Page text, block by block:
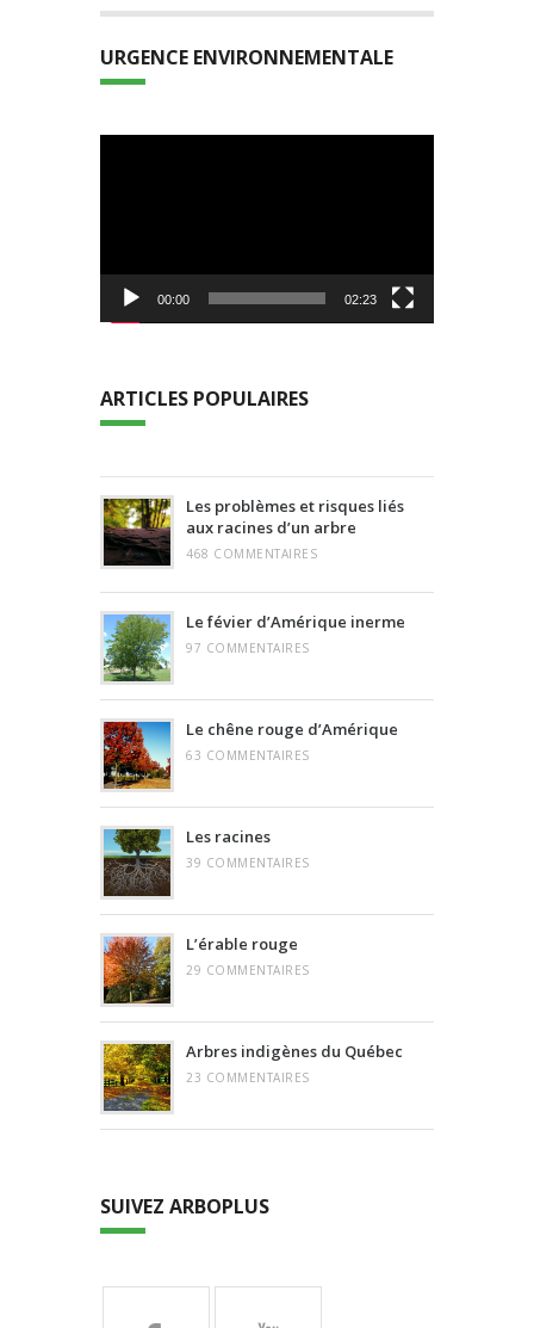
URGENCE ENVIRONNEMENTALE
00:00 02:23
ARTICLES POPULAIRES
Les problèmes et risques liés
aux racines d’un arbre
468 COMMENTAIRES
Le févier d’Amérique inerme
97 COMMENTAIRES
Le chêne rouge d’Amérique
63 COMMENTAIRES
Les racines
39 COMMENTAIRES
L’érable rouge
29 COMMENTAIRES
Arbres indigènes du Québec
23 COMMENTAIRES
SUIVEZ ARBOPLUS